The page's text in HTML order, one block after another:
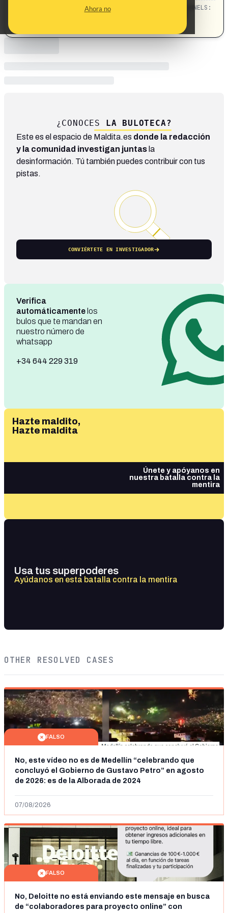
Ahora no CHANNELS:
¿CONOCES LA BULOTECA?
Este es el espacio de Maldita.es donde la redacción
y la comunidad investigan juntas la
desinformación. Tú también puedes contribuir con tus
pistas.
CONVIÉRTETE EN INVESTIGADOR
Verifica
automáticamente los
bulos que te mandan en
nuestro número de
whatsapp
+34 644 229 319
Hazte maldito,
Hazte maldita
Únete y apóyanos en
nuestra batalla contra la
mentira
Usa tus superpoderes
Ayúdanos en esta batalla contra la mentira
OTHER RESOLVED CASES
FALSO
No, este vídeo no es de Medellín “celebrando que
concluyó el Gobierno de Gustavo Petro” en agosto
de 2026: es de la Alborada de 2024
07/08/2026
FALSO
No, Deloitte no está enviando este mensaje en busca
de “colaboradores para proyecto online” con